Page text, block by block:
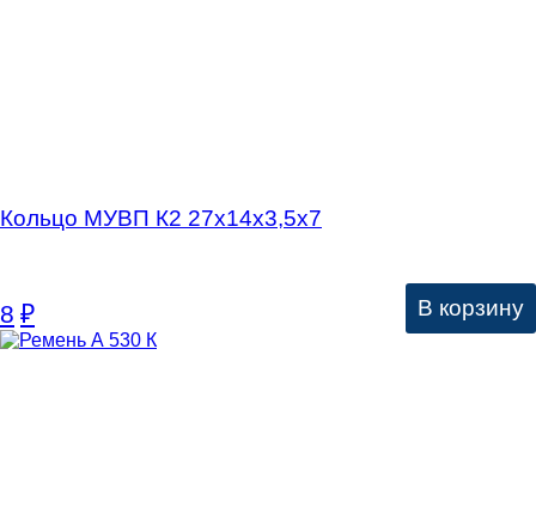
Кольцо МУВП К2 27х14х3,5х7
8 ₽ В корзину